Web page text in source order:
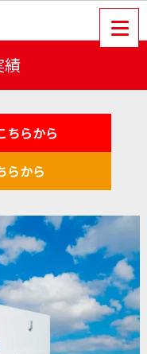
績
ちらから
らから